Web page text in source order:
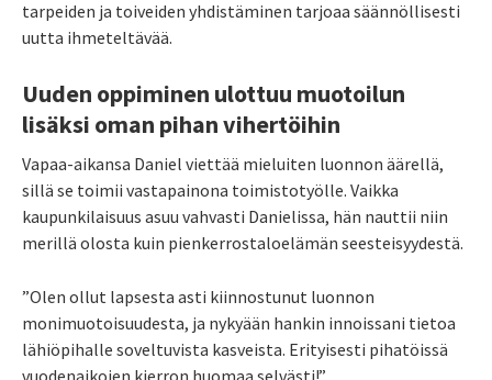
tarpeiden ja toiveiden yhdistäminen tarjoaa säännöllisesti
uutta ihmeteltävää.
Uuden oppiminen ulottuu muotoilun
lisäksi oman pihan vihertöihin
Vapaa-aikansa Daniel viettää mieluiten luonnon äärellä,
sillä se toimii vastapainona toimistotyölle. Vaikka
kaupunkilaisuus asuu vahvasti Danielissa, hän nauttii niin
merillä olosta kuin pienkerrostaloelämän seesteisyydestä.
”Olen ollut lapsesta asti kiinnostunut luonnon
monimuotoisuudesta, ja nykyään hankin innoissani tietoa
lähiöpihalle soveltuvista kasveista. Erityisesti pihatöissä
vuodenaikojen kierron huomaa selvästi!”